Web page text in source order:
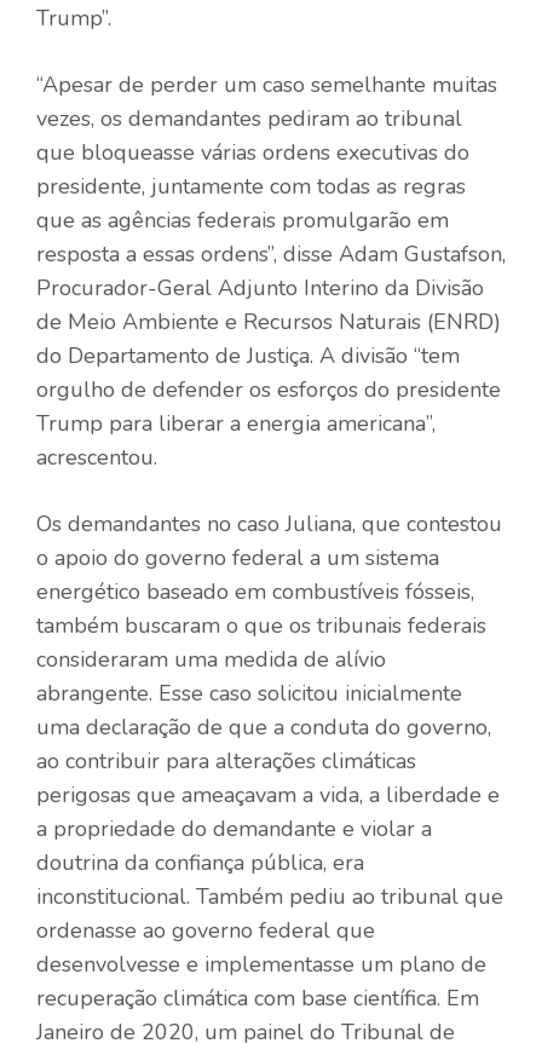
Trump”.
“Apesar de perder um caso semelhante muitas
vezes, os demandantes pediram ao tribunal
que bloqueasse várias ordens executivas do
presidente, juntamente com todas as regras
que as agências federais promulgarão em
resposta a essas ordens”, disse Adam Gustafson,
Procurador-Geral Adjunto Interino da Divisão
de Meio Ambiente e Recursos Naturais (ENRD)
do Departamento de Justiça. A divisão “tem
orgulho de defender os esforços do presidente
Trump para liberar a energia americana”,
acrescentou.
Os demandantes no caso Juliana, que contestou
o apoio do governo federal a um sistema
energético baseado em combustíveis fósseis,
também buscaram o que os tribunais federais
consideraram uma medida de alívio
abrangente. Esse caso solicitou inicialmente
uma declaração de que a conduta do governo,
ao contribuir para alterações climáticas
perigosas que ameaçavam a vida, a liberdade e
a propriedade do demandante e violar a
doutrina da confiança pública, era
inconstitucional. Também pediu ao tribunal que
ordenasse ao governo federal que
desenvolvesse e implementasse um plano de
recuperação climática com base científica. Em
Janeiro de 2020, um painel do Tribunal de